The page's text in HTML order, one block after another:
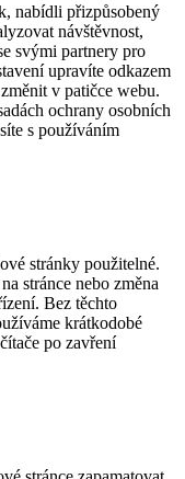
nabídli přizpůsobený
návštěvnost,
svými partnery pro
upravíte odkazem
v patičce webu.
ochrany osobních
s používáním
stránky použitelné.
stránce nebo změna
Bez těchto
krátkodobé
po zavření